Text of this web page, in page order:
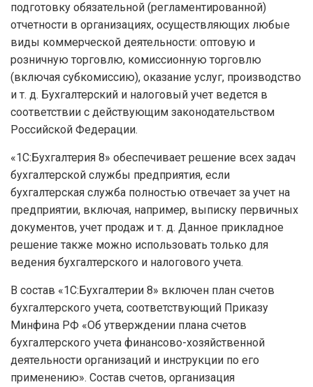
подготовку обязательной (регламентированной)
отчетности в организациях, осуществляющих любые
виды коммерческой деятельности: оптовую и
розничную торговлю, комиссионную торговлю
(включая субкомиссию), оказание услуг, производство
и т. д. Бухгалтерский и налоговый учет ведется в
соответствии с действующим законодательством
Российской Федерации.
«1С:Бухгалтерия 8» обеспечивает решение всех задач
бухгалтерской службы предприятия, если
бухгалтерская служба полностью отвечает за учет на
предприятии, включая, например, выписку первичных
документов, учет продаж и т. д. Данное прикладное
решение также можно использовать только для
ведения бухгалтерского и налогового учета.
В состав «1С:Бухгалтерии 8» включен план счетов
бухгалтерского учета, соответствующий Приказу
Минфина РФ «Об утверждении плана счетов
бухгалтерского учета финансово-хозяйственной
деятельности организаций и инструкции по его
применению». Состав счетов, организация